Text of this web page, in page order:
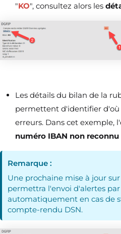
"KO", consultez alors les
Les détails du bilan de la
permettent d'identifier d'où
erreurs. Dans cet exemple,
numéro IBAN non reconnu
Remarque :
Une prochaine mise à jour
permettra l'envoi d'alertes
automatiquement en cas de
compte-rendu DSN.